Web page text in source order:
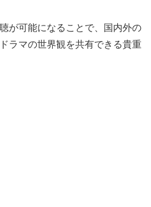
が可能になることで、国内外の
ラマの世界観を共有できる貴重